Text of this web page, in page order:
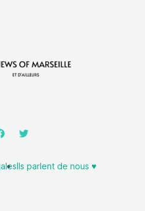
Ils parlent de nous ♥️